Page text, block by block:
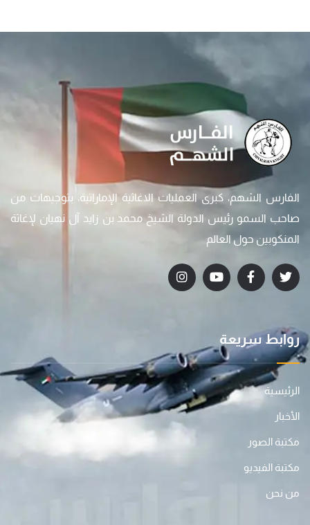
الفارس الشهم، كبرى العمليات الاغاثية الإماراتية، بتوجيهات من
صاحب السمو رئيس الدولة الشيخ محمد بن زايد آل نهيان لإغاثة
المنكوبين حول العالم
روابط سريعة
الرئيسية
الأخبار
مكتبة الصور
مكتبة الفيديو
من نحن